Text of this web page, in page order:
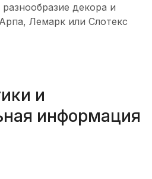
декора и
Лемарк или Слотекс
и
информация